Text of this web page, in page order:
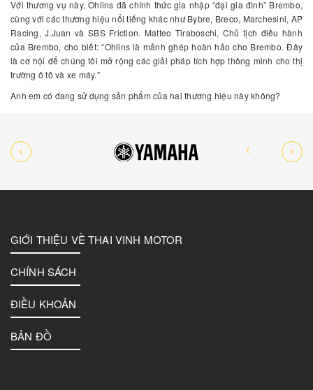
Với thương vụ này, Ohlins đã chính thức gia nhập “đại gia đình” Brembo,
cùng với các thương hiệu nổi tiếng khác như Bybre, Breco, Marchesini, AP
Racing, J.Juan và SBS Friction. Matteo Tiraboschi, Chủ tịch điều hành
của Brembo, cho biết: “Ohlins là mảnh ghép hoàn hảo cho Brembo. Đây
là cơ hội để chúng tôi mở rộng các giải pháp tích hợp thông minh cho thị
trường ô tô và xe máy.”
Anh em có đang sử dụng sản phẩm của hai thương hiệu này không?
GIỚI THIỆU VỀ THAI VINH MOTOR
CHÍNH SÁCH
ĐIỀU KHOẢN
BẢN ĐỒ